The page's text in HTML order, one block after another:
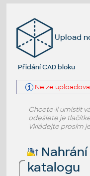
Upload
Přidání CAD bloku
Nelze
Chcete-li umístit
odešlete je
Vkládejte prosím
Nahrání
katalogu